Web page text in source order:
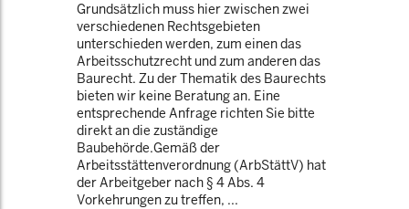
Grundsätzlich muss hier zwischen zwei
verschiedenen Rechtsgebieten
unterschieden werden, zum einen das
Arbeitsschutzrecht und zum anderen das
Baurecht. Zu der Thematik des Baurechts
bieten wir keine Beratung an. Eine
entsprechende Anfrage richten Sie bitte
direkt an die zuständige
Baubehörde.Gemäß der
Arbeitsstättenverordnung (ArbStättV) hat
der Arbeitgeber nach § 4 Abs. 4
Vorkehrungen zu treffen, ...